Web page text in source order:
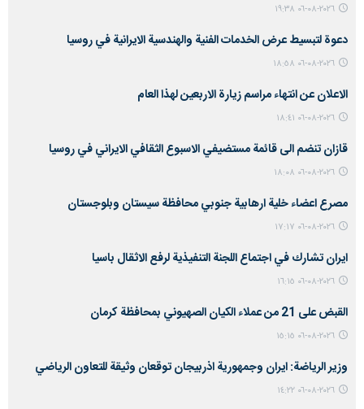
٢٠٢٦-٠٨-٠٦ ١٩:٣٨
دعوة لتبسيط عرض الخدمات الفنية والهندسية الايرانية في روسيا
٢٠٢٦-٠٨-٠٦ ١٨:٥٨
الاعلان عن انتهاء مراسم زيارة الاربعين لهذا العام
٢٠٢٦-٠٨-٠٦ ١٨:٤١
قازان تنضم الى قائمة مستضيفي الاسبوع الثقافي الايراني في روسيا
٢٠٢٦-٠٨-٠٦ ١٨:٠٨
مصرع اعضاء خلية ارهابية جنوبي محافظة سيستان وبلوجستان
٢٠٢٦-٠٨-٠٦ ١٧:١٧
ايران تشارك في اجتماع اللجنة التنفيذية لرفع الاثقال باسيا
٢٠٢٦-٠٨-٠٦ ١٦:١٥
القبض على 21 من عملاء الكيان الصهيوني بمحافظة كرمان
٢٠٢٦-٠٨-٠٦ ١٥:١٥
وزير الرياضة: ايران وجمهورية اذربيجان توقعان وثيقة للتعاون الرياضي
٢٠٢٦-٠٨-٠٦ ١٤:٢٢